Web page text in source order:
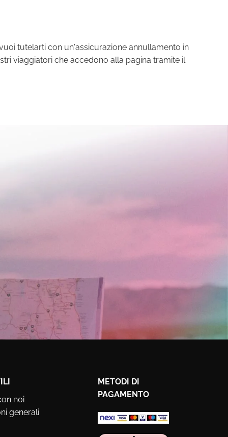
tutelarti con un'assicurazione annullamento in
viaggiatori che accedono alla pagina tramite il
noi
generali
METODI DI
PAGAMENTO